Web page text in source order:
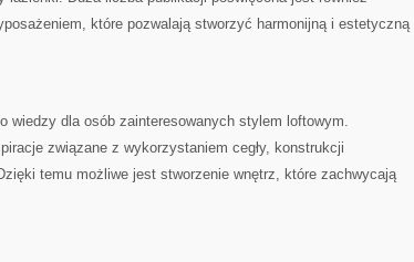
które pozwalają stworzyć harmonijną i estetyczną
wiedzy dla osób zainteresowanych stylem loftowym.
związane z wykorzystaniem cegły, konstrukcji
temu możliwe jest stworzenie wnętrz, które zachwycają